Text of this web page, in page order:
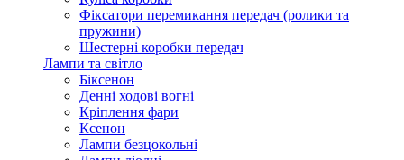
Фіксатори перемикання передач (ролики та
пружини)
Шестерні коробки передач
Лампи та світло
Біксенон
Денні ходові вогні
Кріплення фари
Ксенон
Лампи безцокольні